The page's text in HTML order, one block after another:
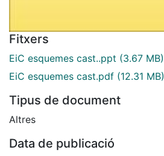
Fitxers
EiC esquemes cast..ppt (3.67 MB)
EiC esquemes cast.pdf (12.31 MB)
Tipus de document
Altres
Data de publicació